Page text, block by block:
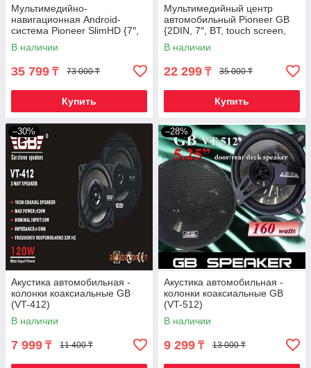
Мультимедийно-
навигационная Android-
система Pioneer SlimHD {7″,
2DIN, BT, Wi-Fi, GPS, AVin,
4х60W} (2/32 GB)
В наличии
35 799 ₸ 73 000 ₸
Купить
Мультимедийный центр
автомобильный Pioneer GB
{2DIN, 7″, BT, touch screen,
MirrorLink, 4x55W}
В наличии
22 299 ₸ 35 000 ₸
Купить
–30%
Акустика автомобильная -
колонки коаксиальные GB
(VT-412)
В наличии
7 999 ₸ 11 400 ₸
–28%
Акустика автомобильная -
колонки коаксиальные GB
(VT-512)
В наличии
9 299 ₸ 13 000 ₸